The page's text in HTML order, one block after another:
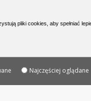
pliki cookies, aby spełniać
Najczęściej oglądane